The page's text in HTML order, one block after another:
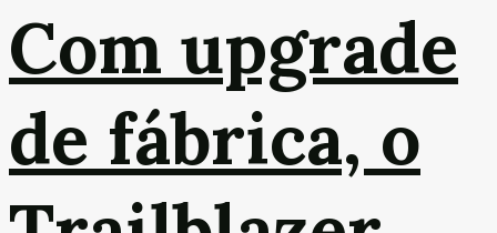
Com upgrade
de fábrica, o